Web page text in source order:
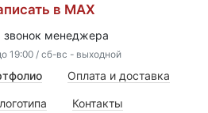
в MAX
звонок менеджера
19:00 / сб-вс - выходной
Оплата и доставка
Контакты